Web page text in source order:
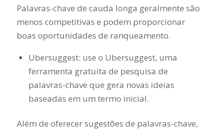
Palavras-chave de cauda longa geralmente são
menos competitivas e podem proporcionar
boas oportunidades de ranqueamento.
Ubersuggest: use o Ubersuggest, uma
ferramenta gratuita de pesquisa de
palavras-chave que gera novas ideias
baseadas em um termo inicial.
Além de oferecer sugestões de palavras-chave,